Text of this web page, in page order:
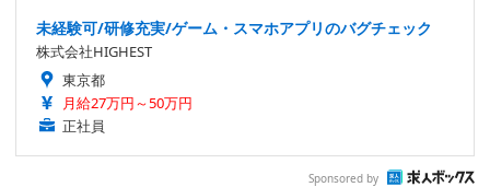
未経験可/研修充実/ゲーム・スマホアプリのバグチェック
株式会社HIGHEST
東京都
月給27万円～50万円
正社員
Sponsored by